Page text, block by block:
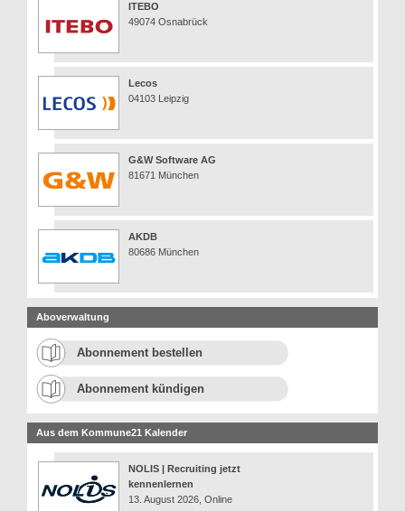
ITEBO
49074 Osnabrück
Lecos
04103 Leipzig
G&W Software AG
81671 München
AKDB
80686 München
Aboverwaltung
Abonnement bestellen
Abonnement kündigen
Aus dem Kommune21 Kalender
NOLIS | Recruiting jetzt
kennenlernen
13. August 2026, Online